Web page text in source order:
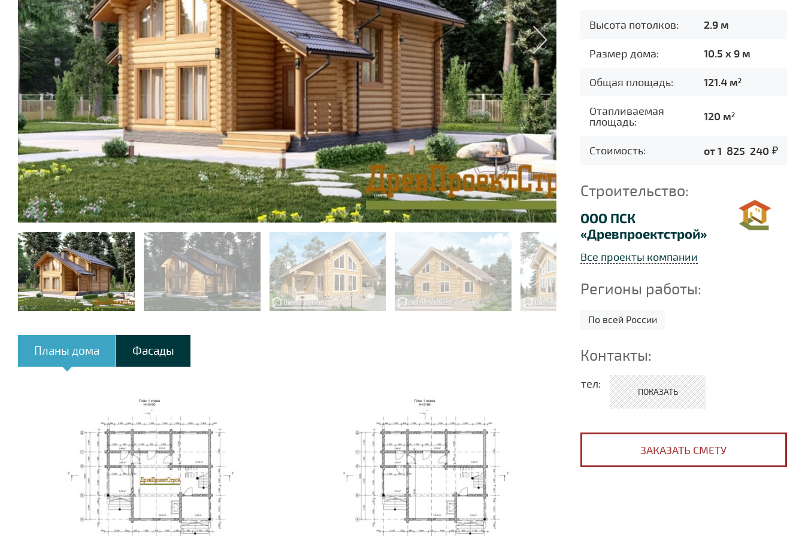
Высота потолков: 2.9 м
Размер дома: 10.5 x 9 м
Общая площадь: 121.4 м2
Отапливаемая
площадь:
120 м2
Стоимость: от 1 825 240
Строительство:
ООО ПСК
«Древпроектстрой»
Все проекты компании
Регионы работы:
По всей России
Контакты:
тел:
+7 (495) 532-48-04
+7 (929) 644-24-48
ЗАКАЗАТЬ СМЕТУ
Планы дома Фасады